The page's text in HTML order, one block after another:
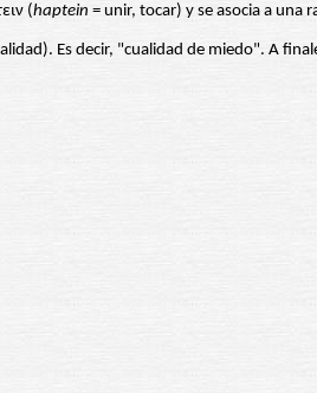
(haptein = unir, tocar) y se asocia a una
Es decir, "cualidad de miedo". A